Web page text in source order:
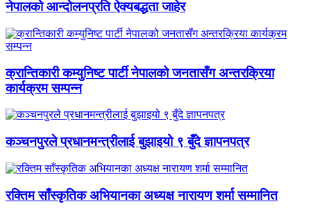
नेपालको आन्दोलनप्रति ऐक्यबद्धता जाहेर
क्रान्तिकारी कम्युनिष्ट पार्टी नेपालको जनतासँग अन्तरक्रिया
कार्यक्रम सम्पन्न
कञ्चनपुरले प्रधानमन्त्रीलाई बुझाइयो ९ बुँदे ज्ञापनपत्र
रक्तिम साँस्कृतिक अभियानका अध्यक्ष नारायण शर्मा सम्मानित